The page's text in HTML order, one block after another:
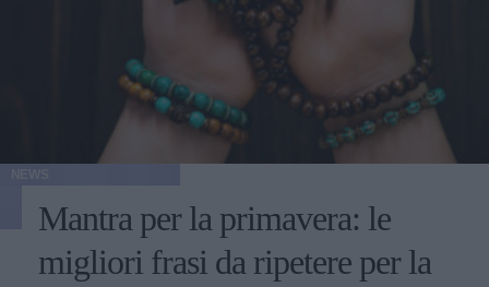
Mantra per la primavera: le
migliori frasi da ripetere per la